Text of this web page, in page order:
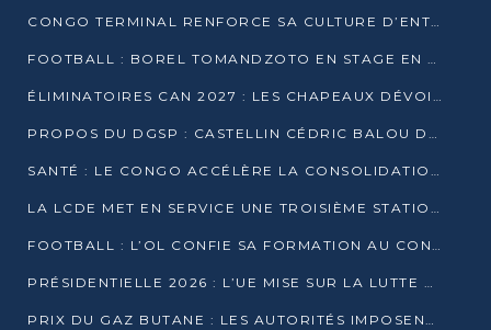
CONGO TERMINAL RENFORCE SA CULTURE D’ENTREPRISE AVEC LE PROGRAMME « WIN TOGETHER »
FOOTBALL : BOREL TOMANDZOTO EN STAGE EN ESPAGNE AVEC POLISSYA FC
ÉLIMINATOIRES CAN 2027 : LES CHAPEAUX DÉVOILÉS, LE CONGO FIXÉ SUR SON SORT
PROPOS DU DGSP : CASTELLIN CÉDRIC BALOU DÉNONCE DES PROPOS INTIMIDANTS
SANTÉ : LE CONGO ACCÉLÈRE LA CONSOLIDATION DE L’OFFRE DE SOINS
LA LCDE MET EN SERVICE UNE TROISIÈME STATION D’EAU POTABLE À MFILOU
FOOTBALL : L’OL CONFIE SA FORMATION AU CONGOLAIS CHRISTIAN BASSILA
PRÉSIDENTIELLE 2026 : L’UE MISE SUR LA LUTTE CONTRE LA DÉSINFORMATION
PRIX DU GAZ BUTANE : LES AUTORITÉS IMPOSENT LE RESPECT DES PRIX RÉGLEMENTÉS